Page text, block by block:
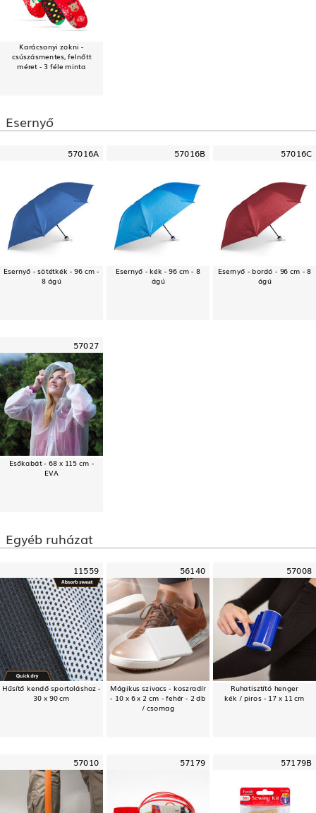
Karácsonyi zokni -
csúszásmentes, felnőtt
méret - 3 féle minta
Esernyő
57016A
Esernyő - sötétkék - 96 cm -
8 ágú
57016B
Esernyő - kék - 96 cm - 8
ágú
57016C
Esernyő - bordó - 96 cm - 8
ágú
57027
Esőkabát - 68 x 115 cm -
EVA
Egyéb ruházat
11559
Hűsítő kendő sportoláshoz -
30 x 90 cm
56140
Mágikus szivacs - koszradír
- 10 x 6 x 2 cm - fehér - 2 db
/ csomag
57008
Ruhatisztító henger
kék / piros - 17 x 11 cm
57010 57179 57179B